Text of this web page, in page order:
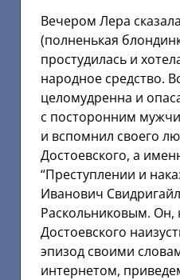
Вечером Лера
(полненькая
простудилась и
народное средство.
целомудренна и
с посторонним
и вспомнил своего
Достоевского, а
“Преступлении и
Иванович
Раскольниковым.
Достоевского
эпизод своими
интернетом,